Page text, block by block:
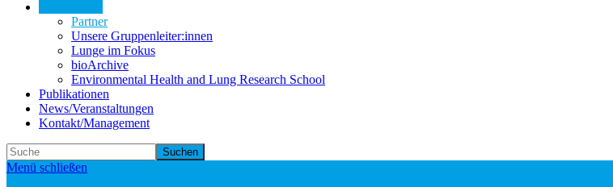
Partner
Unsere Gruppenleiter:innen
Lunge im Fokus
bioArchive
Environmental Health and Lung Research School
Publikationen
News/Veranstaltungen
Kontakt/Management
Suchen
Menü schließen